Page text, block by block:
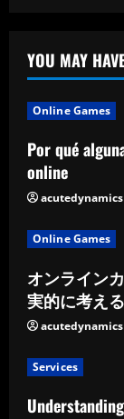
YOU MAY
Online Games
Por qué
online
acutedynamics
Online Games
オンライン
実的に考える
acutedynamics
Services